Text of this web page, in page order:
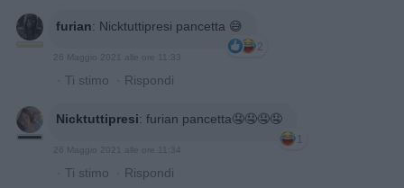
furian: Nicktuttipresi pancetta 😅
2
26 Maggio 2021 alle ore 11:33
· Ti stimo · Rispondi
Nicktuttipresi: furian pancetta🤤🤤🤤🤤
1
26 Maggio 2021 alle ore 11:34
· Ti stimo · Rispondi